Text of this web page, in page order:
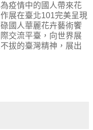
疫情中的國人帶來花
展在臺北101完美呈現
國人華麗花卉藝術饗
交流平臺，向世界展
拔的臺灣精神，展出